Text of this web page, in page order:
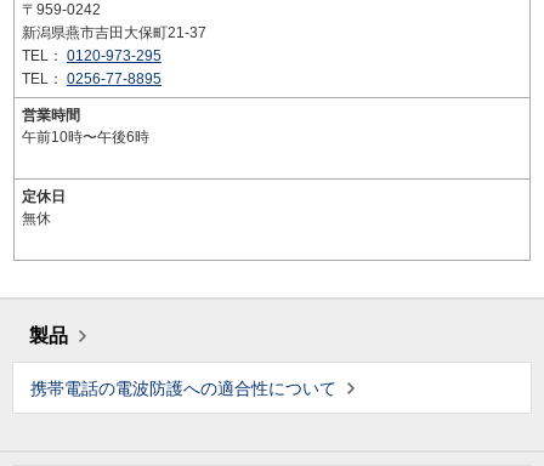
〒959-0242
新潟県燕市吉田大保町21-37
TEL： 0120-973-295
TEL： 0256-77-8895
営業時間
午前10時〜午後6時
定休日
無休
製品
携帯電話の電波防護への適合性について